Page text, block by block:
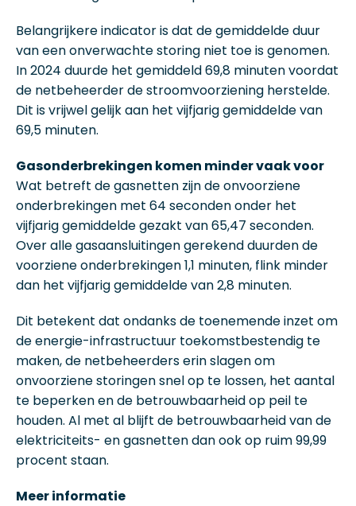
Belangrijkere indicator is dat de gemiddelde duur
van een onverwachte storing niet toe is genomen.
In 2024 duurde het gemiddeld 69,8 minuten voordat
de netbeheerder de stroomvoorziening herstelde.
Dit is vrijwel gelijk aan het vijfjarig gemiddelde van
69,5 minuten.
Gasonderbrekingen komen minder vaak voor
Wat betreft de gasnetten zijn de onvoorziene
onderbrekingen met 64 seconden onder het
vijfjarig gemiddelde gezakt van 65,47 seconden.
Over alle gasaansluitingen gerekend duurden de
voorziene onderbrekingen 1,1 minuten, flink minder
dan het vijfjarig gemiddelde van 2,8 minuten.
Dit betekent dat ondanks de toenemende inzet om
de energie-infrastructuur toekomstbestendig te
maken, de netbeheerders erin slagen om
onvoorziene storingen snel op te lossen, het aantal
te beperken en de betrouwbaarheid op peil te
houden. Al met al blijft de betrouwbaarheid van de
elektriciteits- en gasnetten dan ook op ruim 99,99
procent staan.
Meer informatie